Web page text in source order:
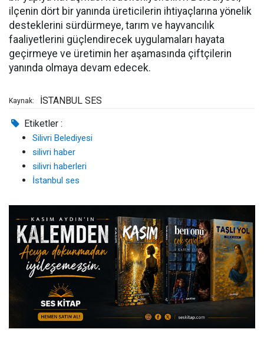
ilçenin dört bir yanında üreticilerin ihtiyaçlarına yönelik
desteklerini sürdürmeye, tarım ve hayvancılık
faaliyetlerini güçlendirecek uygulamaları hayata
geçirmeye ve üretimin her aşamasında çiftçilerin
yanında olmaya devam edecek.
Kaynak: İSTANBUL SES
Etiketler :
Silivri Belediyesi
silivri haber
silivri haberleri
İstanbul ses